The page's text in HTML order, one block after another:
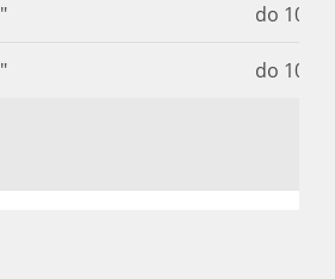
do 10
do 10